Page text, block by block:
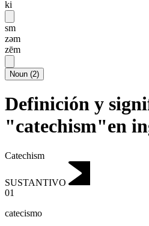
ki
sm
zəm
zēm
Noun (2)
Definición y
"catechism"en
Catechism
SUSTANTIVO
01
catecismo